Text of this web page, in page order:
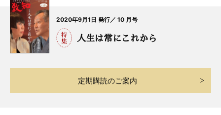
2020年9月1日 発行／ 10 月号
人生は常にこれから
定期購読のご案内